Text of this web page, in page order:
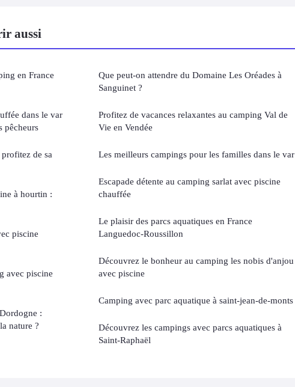
aussi
en France
dans le var
pêcheurs
de sa
à hourtin :
piscine
avec piscine
:
nature ?
Que peut-on attendre du Domaine Les Oréades à
Sanguinet ?
Profitez de vacances relaxantes au camping Val de
Vie en Vendée
Les meilleurs campings pour les familles dans le var
Escapade détente au camping sarlat avec piscine
chauffée
Le plaisir des parcs aquatiques en France
Languedoc-Roussillon
Découvrez le bonheur au camping les nobis d'anjou
avec piscine
Camping avec parc aquatique à saint-jean-de-monts
Découvrez les campings avec parcs aquatiques à
Saint-Raphaël